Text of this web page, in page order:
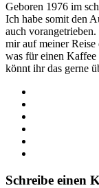
Geboren 1976 im
Ich habe somit den
auch
mir auf meiner
was für einen Kaffee
könnt ihr das gerne
Schreibe einen